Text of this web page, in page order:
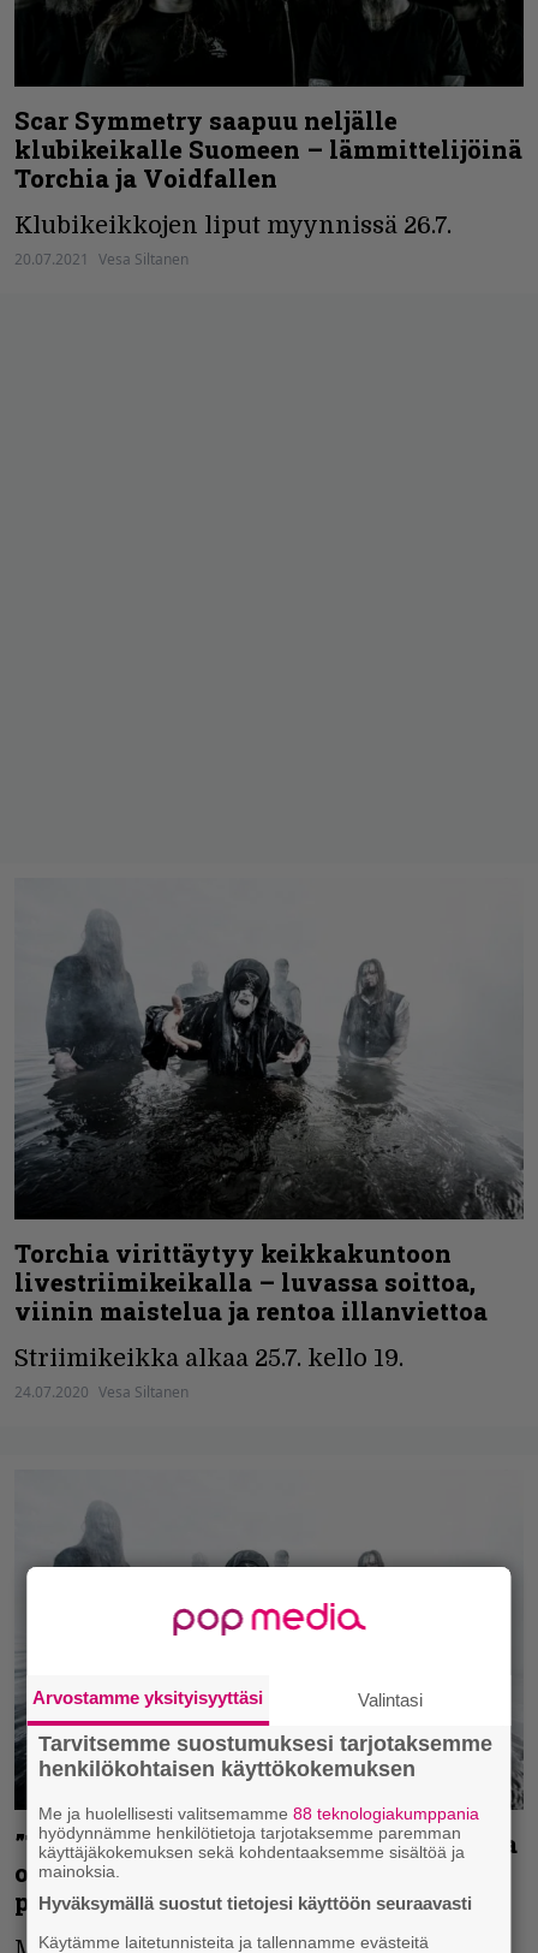
Scar Symmetry saapuu neljälle
klubikeikalle Suomeen – lämmittelijöinä
Torchia ja Voidfallen
Klubikeikkojen liput myynnissä 26.7.
20.07.2021 Vesa Siltanen
Torchia virittäytyy keikkakuntoon
livestriimikeikalla – luvassa soittoa,
viinin maistelua ja rentoa illanviettoa
Striimikeikka alkaa 25.7. kello 19.
24.07.2020 Vesa Siltanen
”Tälle bändille on jouduttu uhraamaan ja
omistautumaan lähes kohtuuttoman
paljon” – haastattelussa Torchia
Arvostamme yksityisyyttäsi Valintasi
Tarvitsemme suostumuksesi tarjotaksemme
henkilökohtaisen käyttökokemuksen
Me ja huolellisesti valitsemamme88 teknologiakumppania
hyödynnämme henkilötietoja tarjotaksemme paremman
käyttäjäkokemuksen sekä kohdentaaksemme sisältöä ja
mainoksia.
Hyväksymällä suostut tietojesi käyttöön seuraavasti
Käytämme laitetunnisteita ja tallennamme evästeitä